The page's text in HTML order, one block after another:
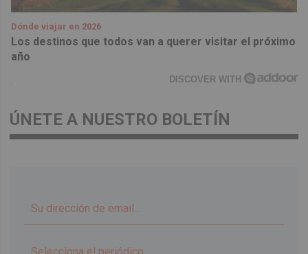
Dónde viajar en 2026
Los destinos que todos van a querer visitar el próximo
año
DISCOVER WITH
ÚNETE A NUESTRO BOLETÍN